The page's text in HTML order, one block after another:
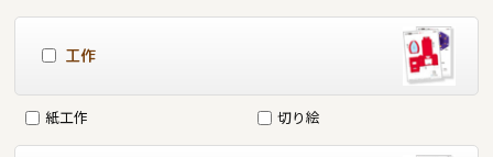
工作
紙工作 切り絵